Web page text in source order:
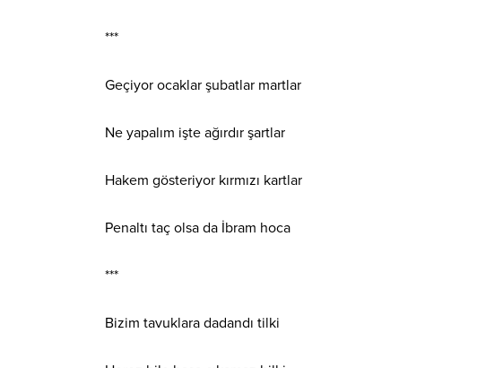
***
Geçiyor ocaklar şubatlar martlar
Ne yapalım işte ağırdır şartlar
Hakem gösteriyor kırmızı kartlar
Penaltı taç olsa da İbram hoca
***
Bizim tavuklara dadandı tilki